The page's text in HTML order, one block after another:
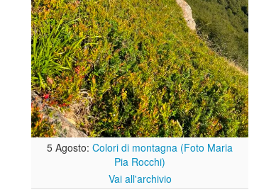
5 Agosto: Colori di montagna (Foto Maria
Pia Rocchi)
Vai all'archivio